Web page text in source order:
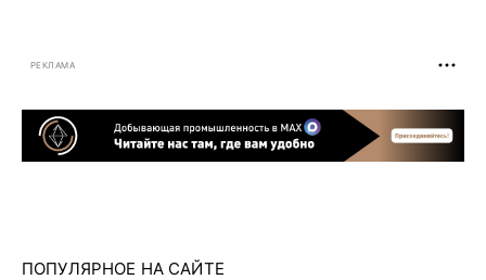
РЕКЛАМА
ПОПУЛЯРНОЕ НА САЙТЕ